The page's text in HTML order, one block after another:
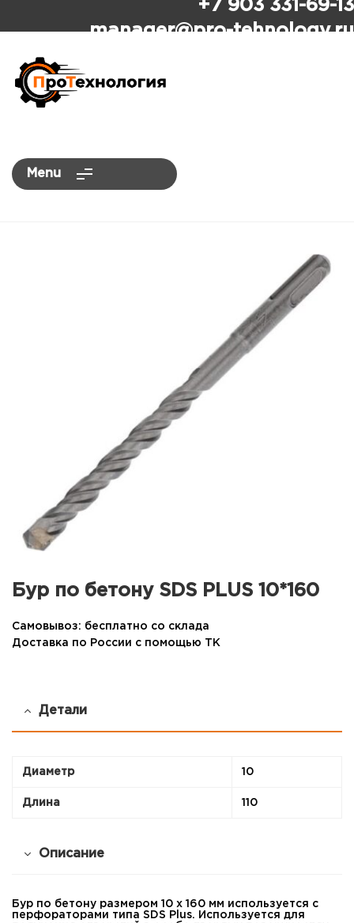
+7 903 331-69-13
manager@pro-tehnology.ru
Menu
Бур по бетону SDS PLUS 10*160
Самовывоз: бесплатно со склада
Доставка по России с помощью ТК
Детали
Диаметр 10
Длина 110
Описание
Бур по бетону размером 10 х 160 мм используется с
перфораторами типа SDS Plus. Используется для